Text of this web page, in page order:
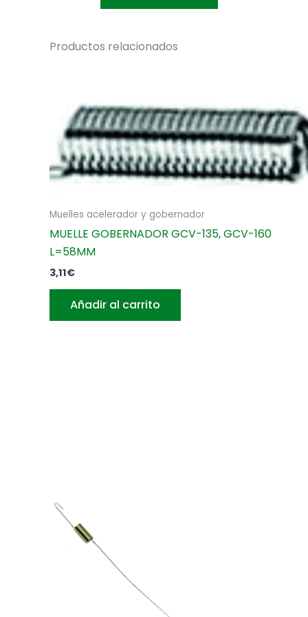
Productos relacionados
Muelles acelerador y gobernador
MUELLE GOBERNADOR GCV-135, GCV-160
L=58MM
3,11€
Añadir al carrito